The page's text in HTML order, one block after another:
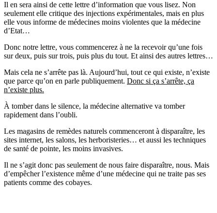
Il en sera ainsi de cette lettre d’information que vous lisez. Non
seulement elle critique des injections expérimentales, mais en plus
elle vous informe de médecines moins violentes que la médecine
d’Etat…
Donc notre lettre, vous commencerez à ne la recevoir qu’une fois
sur deux, puis sur trois, puis plus du tout. Et ainsi des autres lettres…
Mais cela ne s’arrête pas là. Aujourd’hui, tout ce qui existe, n’existe
que parce qu’on en parle publiquement. Donc si ça s’arrête, ça
n’existe plus.
À tomber dans le silence, la médecine alternative va tomber
rapidement dans l’oubli.
Les magasins de remèdes naturels commenceront à disparaître, les
sites internet, les salons, les herboristeries… et aussi les techniques
de santé de pointe, les moins invasives.
Il ne s’agit donc pas seulement de nous faire disparaître, nous. Mais
d’empêcher l’existence même d’une médecine qui ne traite pas ses
patients comme des cobayes.